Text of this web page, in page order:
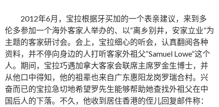
2012年6月，宝拉根据牙买加的一个表亲建议，来到多
伦多参加一个海外客家人举办的、以“离乡别井，安家立业”为
主题的客家研讨会。会上，宝拉细心的听会，认真翻阅各种
资料，并不停向身边的人打听客家外祖父“Samuel Lowe”这个
人。期间，宝拉巧遇加拿大客家会联席主席罗金生博士，并
从他口中得知，他的祖辈也来自广东惠阳龙岗罗瑞合村。兴
奋而已的宝拉急切地希望罗先生能够帮助她查找外祖父在中
国后人的下落。不久，他收到居住香港的侄儿回复邮件称：